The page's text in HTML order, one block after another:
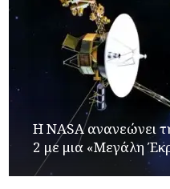
H NASA ανανεώνει
2 με μια «Μεγάλη